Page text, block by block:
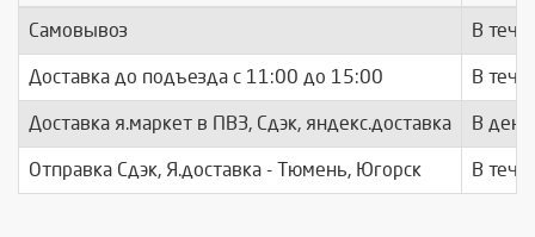
Самовывоз В
Доставка до подъезда c 11:00 до 15:00 В
Доставка я.маркет в ПВЗ, Сдэк, яндекс.доставка В день
Отправка Сдэк, Я.доставка - Тюмень, Югорск В